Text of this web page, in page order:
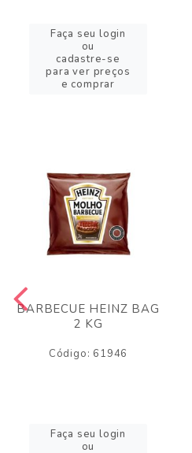
Faça seu login
ou
cadastre-se
para ver preços
e comprar
BARBECUE HEINZ BAG
2 KG
Código: 61946
Faça seu login
ou